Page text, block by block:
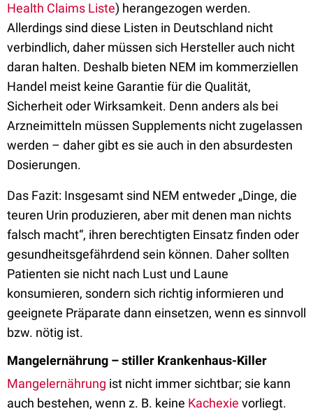
Health Claims Liste) herangezogen werden.
Allerdings sind diese Listen in Deutschland nicht
verbindlich, daher müssen sich Hersteller auch nicht
daran halten. Deshalb bieten NEM im kommerziellen
Handel meist keine Garantie für die Qualität,
Sicherheit oder Wirksamkeit. Denn anders als bei
Arzneimitteln müssen Supplements nicht zugelassen
werden – daher gibt es sie auch in den absurdesten
Dosierungen.
Das Fazit: Insgesamt sind NEM entweder „Dinge, die
teuren Urin produzieren, aber mit denen man nichts
falsch macht“, ihren berechtigten Einsatz finden oder
gesundheitsgefährdend sein können. Daher sollten
Patienten sie nicht nach Lust und Laune
konsumieren, sondern sich richtig informieren und
geeignete Präparate dann einsetzen, wenn es sinnvoll
bzw. nötig ist.
Mangelernährung – stiller Krankenhaus-Killer
Mangelernährung ist nicht immer sichtbar; sie kann
auch bestehen, wenn z. B. keine Kachexie vorliegt.